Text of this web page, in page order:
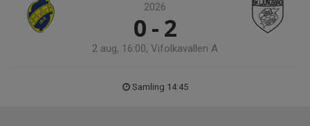
2026
0 - 2
2 aug, 16:00, Vifolkavallen A
Samling 14:45